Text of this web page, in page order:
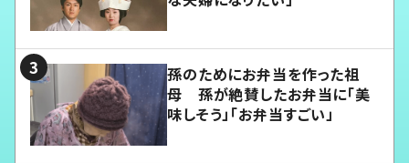
孫のためにお弁当を作った祖
母 孫が絶賛したお弁当に「美
味しそう」「お弁当すごい」